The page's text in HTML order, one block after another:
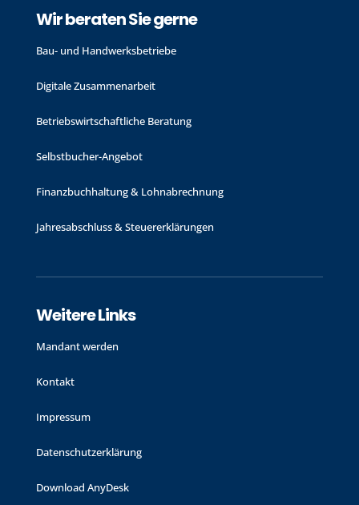
Wir beraten Sie gerne
Bau- und Handwerks­betriebe
Digitale Zusammenarbeit
Betriebswirtschaftliche Beratung
Selbstbucher-Angebot
Finanzbuchhaltung & Lohnabrechnung
Jahres­abschluss & Steuer­erklärungen
Weitere Links
Mandant werden
Kontakt
Impressum
Datenschutzerklärung
Download AnyDesk